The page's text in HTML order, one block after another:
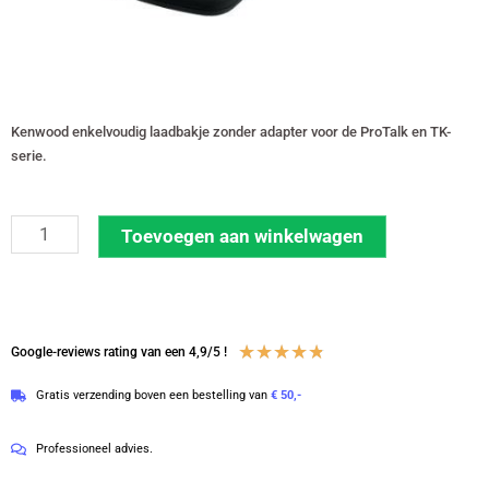
Kenwood enkelvoudig laadbakje zonder adapter voor de ProTalk en TK-
serie.
Kenwood
1-
zonder
voor
Toevoegen aan winkelwagen
Google-reviews rating van een 4,9/5 ! ★★★★★
Gratis verzending boven een bestelling van € 50,-
Professioneel advies.